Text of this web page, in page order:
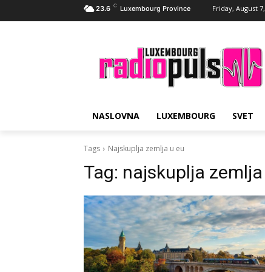
23.6 C Luxembourg Province Friday, August
NASLOVNA LUXEMBOURG SVET
Tags Najskuplja zemlja u eu
Tag: najskuplja zemlja